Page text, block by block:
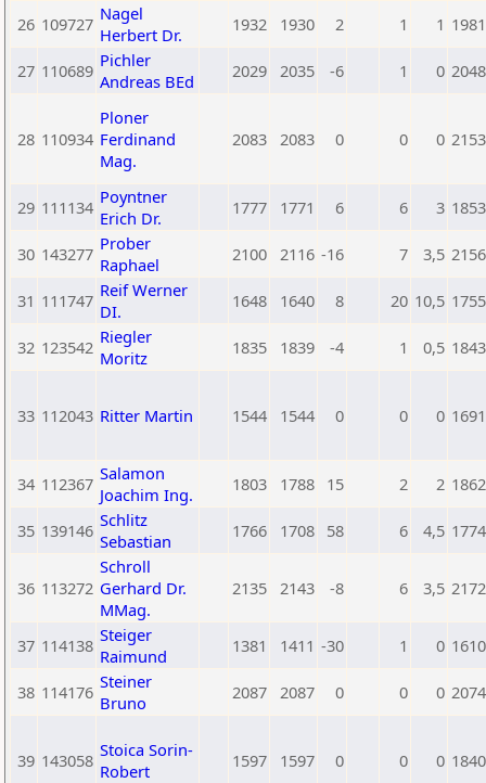
26 109727 Nagel
Herbert Dr.
1932 1930 2 1 1 1981
27 110689 Pichler
Andreas BEd
2029 2035 -6 1 0 2048
28 110934
Ploner
Ferdinand
Mag.
2083 2083 0 0 0 2153
29 111134 Poyntner
Erich Dr.
1777 1771 6 6 3 1853
30 143277 Prober
Raphael
2100 2116 -16 7 3,5 2156
31 111747 Reif Werner
DI.
1648 1640 8 20 10,5 1755
32 123542 Riegler
Moritz
1835 1839 -4 1 0,5 1843
33 112043 Ritter Martin 1544 1544 0 0 0 1691
34 112367 Salamon
Joachim Ing.
1803 1788 15 2 2 1862
35 139146 Schlitz
Sebastian
1766 1708 58 6 4,5 1774
36 113272
Schroll
Gerhard Dr.
MMag.
2135 2143 -8 6 3,5 2172
37 114138 Steiger
Raimund
1381 1411 -30 1 0 1610
38 114176 Steiner
Bruno
2087 2087 0 0 0 2074
39 143058 Stoica Sorin-
Robert
1597 1597 0 0 0 1840